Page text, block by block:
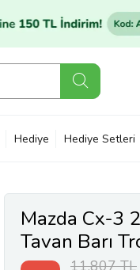
Hediye Hediye Setleri
Mazda Cx-3
Tavan Barı
11.807 TL